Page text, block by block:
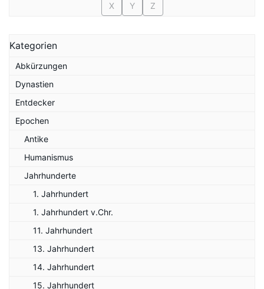
X
Y Z
Kategorien
Abkürzungen
Dynastien
Entdecker
Epochen
Antike
Humanismus
Jahrhunderte
1. Jahrhundert
1. Jahrhundert v.Chr.
11. Jahrhundert
13. Jahrhundert
14. Jahrhundert
15. Jahrhundert